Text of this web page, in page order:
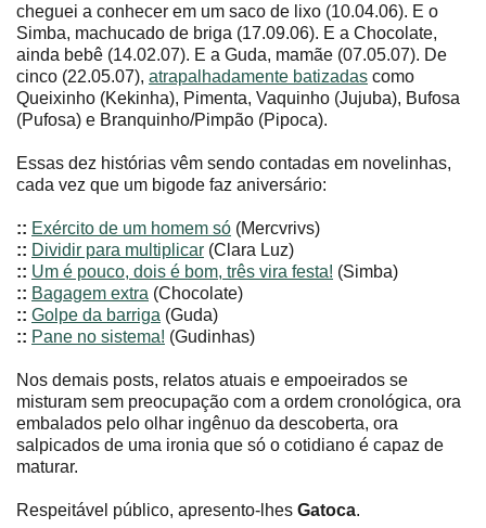
cheguei a conhecer em um saco de lixo (10.04.06). E o
Simba, machucado de briga (17.09.06). E a Chocolate,
ainda bebê (14.02.07). E a Guda, mamãe (07.05.07). De
cinco (22.05.07), atrapalhadamente batizadas como
Queixinho (Kekinha), Pimenta, Vaquinho (Jujuba), Bufosa
(Pufosa) e Branquinho/Pimpão (Pipoca).
Essas dez histórias vêm sendo contadas em novelinhas,
cada vez que um bigode faz aniversário:
:: Exército de um homem só (Mercvrivs)
:: Dividir para multiplicar (Clara Luz)
:: Um é pouco, dois é bom, três vira festa! (Simba)
:: Bagagem extra (Chocolate)
:: Golpe da barriga (Guda)
:: Pane no sistema! (Gudinhas)
Nos demais posts, relatos atuais e empoeirados se
misturam sem preocupação com a ordem cronológica, ora
embalados pelo olhar ingênuo da descoberta, ora
salpicados de uma ironia que só o cotidiano é capaz de
maturar.
Respeitável público, apresento-lhes Gatoca.